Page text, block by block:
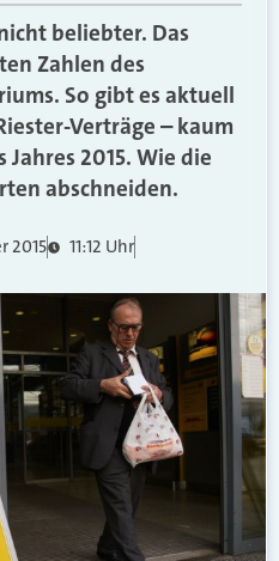
beliebter. Das
Zahlen des
So gibt es aktuell
Verträge – kaum
Jahres 2015. Wie die
abschneiden.
2015
11:12 Uhr